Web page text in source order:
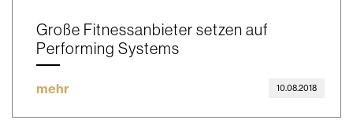
Große Fitnessanbieter setzen auf
Performing Systems
mehr 10.08.2018